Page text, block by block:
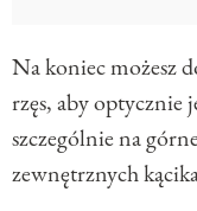
Na koniec możesz
rzęs, aby optycznie
szczególnie na
zewnętrznych